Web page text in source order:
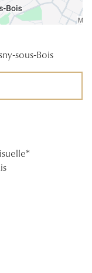
Nos
Quiz
sous-Bois